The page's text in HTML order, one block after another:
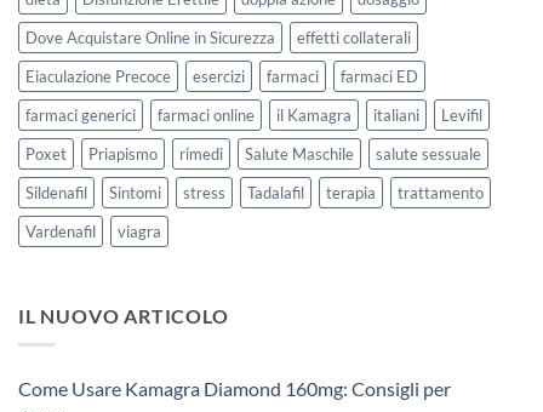
Dove Acquistare Online in Sicurezza
effetti collaterali
Eiaculazione Precoce
esercizi farmaci
farmaci ED
farmaci generici
farmaci online il Kamagra italiani
Levifil
Poxet
Priapismo rimedi Salute Maschile
salute sessuale
Sildenafil
Sintomi stress Tadalafil terapia
trattamento
Vardenafil
viagra
IL NUOVO ARTICOLO
Come Usare Kamagra Diamond 160mg: Consigli per